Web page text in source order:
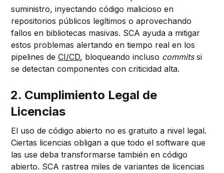
suministro, inyectando código malicioso en
repositorios públicos legítimos o aprovechando
fallos en bibliotecas masivas. SCA ayuda a mitigar
estos problemas alertando en tiempo real en los
pipelines deCI/CD, bloqueando incluso commitssi
se detectan componentes con criticidad alta.
2. Cumplimiento Legal de
Licencias
El uso de código abierto no es gratuito a nivel legal.
Ciertas licencias obligan a que todo el software que
las use deba transformarse también en código
abierto. SCA rastrea miles de variantes de licencias